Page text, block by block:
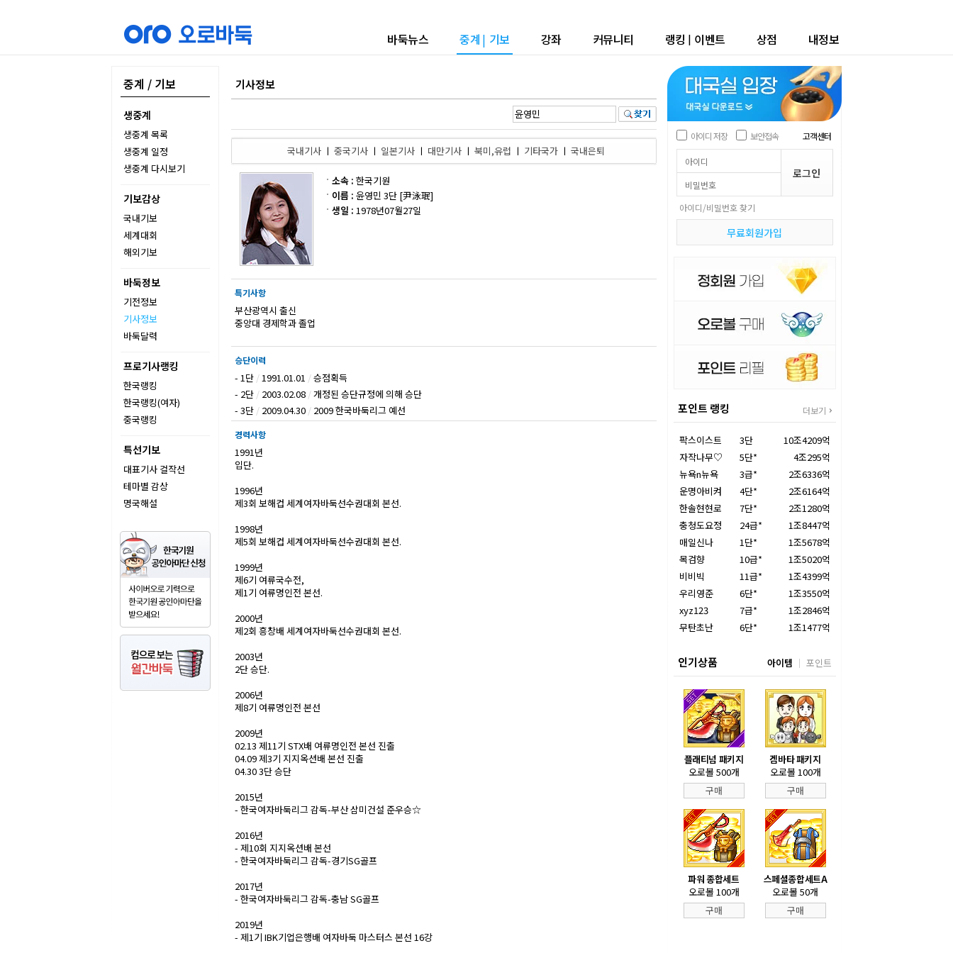
바둑뉴스 중계 | 기보 강좌 커뮤니티 랭킹 | 이벤트 상점 내정보
중계 / 기보
생중계
생중계 목록
생중계 일정
생중계 다시보기
기보감상
국내기보
세계대회
해외기보
바둑정보
기전정보
기사정보
바둑달력
프로기사랭킹
한국랭킹
한국랭킹(여자)
중국랭킹
특선기보
대표기사 걸작선
테마별 감상
명국해설
기사정보
국내기사ㅣ 중국기사ㅣ 일본기사ㅣ 대만기사ㅣ 북미,유럽 ㅣ 기타국가ㅣ 국내은퇴
소속 : 한국기원
이름 : 윤영민 3단 [尹泳珉]
생일 : 1978년07월27일
특기사항
부산광역시 출신
중앙대 경제학과 졸업
승단이력
- 1단 /1991.01.01 /승점획득
- 2단 / 2003.02.08 /개정된 승단규정에 의해 승단
- 3단 / 2009.04.30 / 2009 한국바둑리그 예선
경력사항
1991년
입단.
1996년
제3회 보해컵 세계여자바둑선수권대회 본선.
1998년
제5회 보해컵 세계여자바둑선수권대회 본선.
1999년
제6기 여류국수전,
제1기 여류명인전 본선.
2000년
제2회 흥창배 세계여자바둑선수권대회 본선.
2003년
2단 승단.
2006년
제8기 여류명인전 본선
2009년
02.13 제11기 STX배 여류명인전 본선 진출
04.09 제3기 지지옥션배 본선 진출
04.30 3단 승단
2015년
- 한국여자바둑리그 감독-부산 삼미건설 준우승☆
2016년
- 제10회 지지옥션배 본선
- 한국여자바둑리그 감독-경기SG골프
2017년
- 한국여자바둑리그 감독-충남 SG골프
2019년
- 제1기 IBK기업은행배 여자바둑 마스터스 본선 16강
아이디 저장 보안접속 고객센터
아이디/비밀번호 찾기
무료회원가입
포인트 랭킹 더보기
팍스이스트 3단
10조4209억
자작나무♡
5단*
4조295억
뉴욕n뉴욕
3급*
2조6336억
운명아비켜
4단*
2조6164억
한솔현현로
7단*
2조1280억
충청도요정
24급*
1조8447억
매일신나
1단*
1조5678억
목검향
10급*
1조5020억
비비빅
11급*
1조4399억
우리영준
6단*
1조3550억
xyz123
7급*
1조2846억
무탄초난
6단* 1조1477억
인기상품 아이템 포인트
플래티넘 패키지
오로볼 500개
구매
겜바타 패키지
오로볼 100개
구매
파워 종합세트
오로볼 100개
구매
스페셜종합세트A
오로볼 50개
구매